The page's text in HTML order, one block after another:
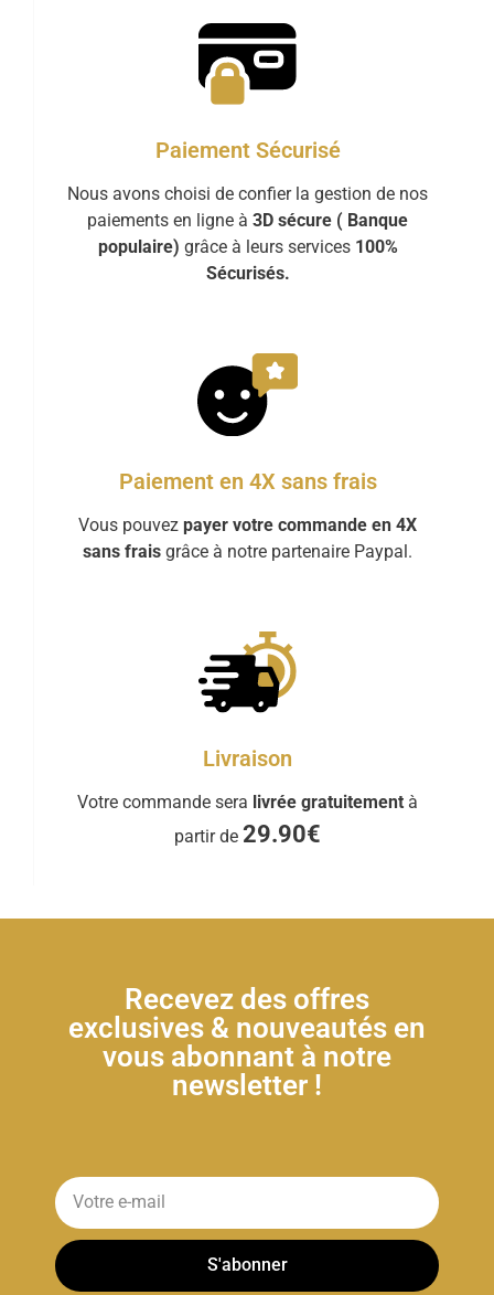
Paiement Sécurisé
Nous avons choisi de confier la gestion de nos
paiements en ligne à 3D sécure ( Banque
populaire) grâce à leurs services 100%
Sécurisés.
Paiement en 4X sans frais
Vous pouvez payer votre commande en 4X
sans frais grâce à notre partenaire Paypal.
Livraison
Votre commande sera livrée gratuitement à
partir de 29.90€
Recevez des offres
exclusives & nouveautés en
vous abonnant à notre
newsletter !
S'abonner